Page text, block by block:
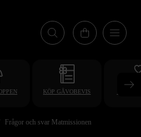
KÖP GÅVOBEVIS
Frågor och svar Matmissionen